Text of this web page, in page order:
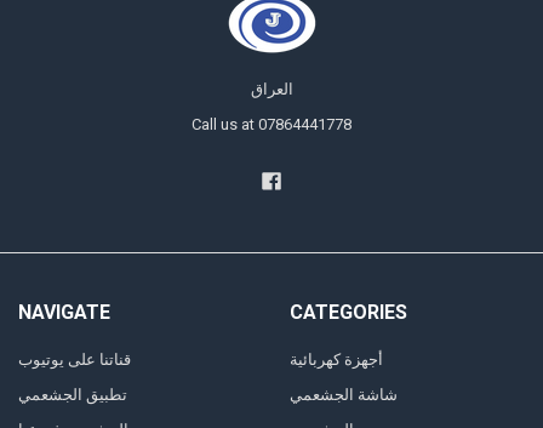
العراق
Call us at 07864441778
NAVIGATE
قناتنا على يوتيوب
تطبيق الجشعمي
CATEGORIES
أجهزة كهربائية
شاشة الجشعمي